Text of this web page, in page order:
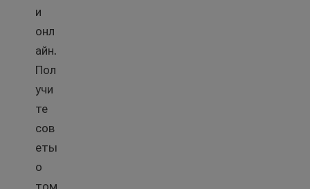
и
онл
айн.
Пол
учи
те
сов
еты
о
том